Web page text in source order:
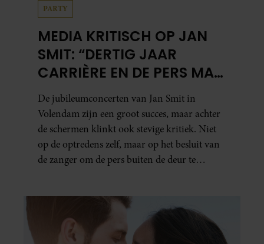
PARTY
MEDIA KRITISCH OP JAN
SMIT: “DERTIG JAAR
CARRIÈRE EN DE PERS MAG
NIET NAAR BINNEN”
De jubileumconcerten van Jan Smit in
Volendam zijn een groot succes, maar achter
de schermen klinkt ook stevige kritiek. Niet
op de optredens zelf, maar op het besluit van
de zanger om de pers buiten de deur te
entertainmentjournalisten hun teleurstelling.
Volgens hen is Jan Smit de afgelopen jaren
steeds moeilijker bereikbaar geworden en